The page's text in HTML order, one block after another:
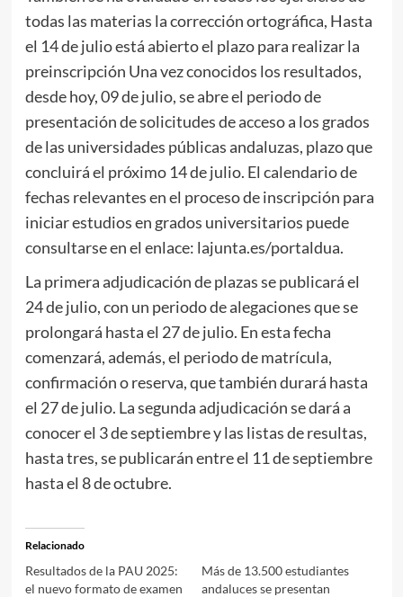
todas las materias la corrección ortográfica, Hasta
el 14 de julio está abierto el plazo para realizar la
preinscripción Una vez conocidos los resultados,
desde hoy, 09 de julio, se abre el periodo de
presentación de solicitudes de acceso a los grados
de las universidades públicas andaluzas, plazo que
concluirá el próximo 14 de julio. El calendario de
fechas relevantes en el proceso de inscripción para
iniciar estudios en grados universitarios puede
consultarse en el enlace: lajunta.es/portaldua.
La primera adjudicación de plazas se publicará el
24 de julio, con un periodo de alegaciones que se
prolongará hasta el 27 de julio. En esta fecha
comenzará, además, el periodo de matrícula,
confirmación o reserva, que también durará hasta
el 27 de julio. La segunda adjudicación se dará a
conocer el 3 de septiembre y las listas de resultas,
hasta tres, se publicarán entre el 11 de septiembre
hasta el 8 de octubre.
Relacionado
Resultados de la PAU 2025:
el nuevo formato de examen
Más de 13.500 estudiantes
andaluces se presentan